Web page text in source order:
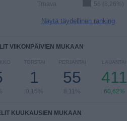
Trnava
56 (8,26%)
Näytä täydellinen ranking
VIIKONPÄIVIEN MUKAAN
TORSTAI
1
0,15%
PERJANTAI
55
8,11%
LAUANTAI
411
60,62%
KUUKAUSIEN MUKAAN